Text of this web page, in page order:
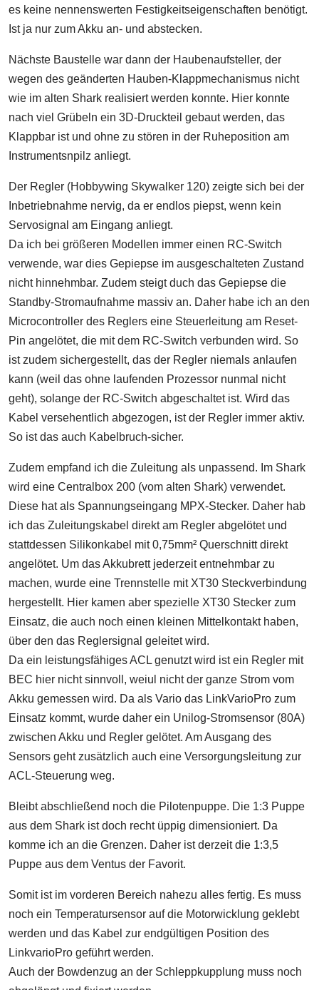
es keine nennenswerten Festigkeitseigenschaften benötigt.
Ist ja nur zum Akku an- und abstecken.
Nächste Baustelle war dann der Haubenaufsteller, der
wegen des geänderten Hauben-Klappmechanismus nicht
wie im alten Shark realisiert werden konnte. Hier konnte
nach viel Grübeln ein 3D-Druckteil gebaut werden, das
Klappbar ist und ohne zu stören in der Ruheposition am
Instrumentsnpilz anliegt.
Der Regler (Hobbywing Skywalker 120) zeigte sich bei der
Inbetriebnahme nervig, da er endlos piepst, wenn kein
Servosignal am Eingang anliegt.
Da ich bei größeren Modellen immer einen RC-Switch
verwende, war dies Gepiepse im ausgeschalteten Zustand
nicht hinnehmbar. Zudem steigt duch das Gepiepse die
Standby-Stromaufnahme massiv an. Daher habe ich an den
Microcontroller des Reglers eine Steuerleitung am Reset-
Pin angelötet, die mit dem RC-Switch verbunden wird. So
ist zudem sichergestellt, das der Regler niemals anlaufen
kann (weil das ohne laufenden Prozessor nunmal nicht
geht), solange der RC-Switch abgeschaltet ist. Wird das
Kabel versehentlich abgezogen, ist der Regler immer aktiv.
So ist das auch Kabelbruch-sicher.
Zudem empfand ich die Zuleitung als unpassend. Im Shark
wird eine Centralbox 200 (vom alten Shark) verwendet.
Diese hat als Spannungseingang MPX-Stecker. Daher hab
ich das Zuleitungskabel direkt am Regler abgelötet und
stattdessen Silikonkabel mit 0,75mm² Querschnitt direkt
angelötet. Um das Akkubrett jederzeit entnehmbar zu
machen, wurde eine Trennstelle mit XT30 Steckverbindung
hergestellt. Hier kamen aber spezielle XT30 Stecker zum
Einsatz, die auch noch einen kleinen Mittelkontakt haben,
über den das Reglersignal geleitet wird.
Da ein leistungsfähiges ACL genutzt wird ist ein Regler mit
BEC hier nicht sinnvoll, weiul nicht der ganze Strom vom
Akku gemessen wird. Da als Vario das LinkVarioPro zum
Einsatz kommt, wurde daher ein Unilog-Stromsensor (80A)
zwischen Akku und Regler gelötet. Am Ausgang des
Sensors geht zusätzlich auch eine Versorgungsleitung zur
ACL-Steuerung weg.
Bleibt abschließend noch die Pilotenpuppe. Die 1:3 Puppe
aus dem Shark ist doch recht üppig dimensioniert. Da
komme ich an die Grenzen. Daher ist derzeit die 1:3,5
Puppe aus dem Ventus der Favorit.
Somit ist im vorderen Bereich nahezu alles fertig. Es muss
noch ein Temperatursensor auf die Motorwicklung geklebt
werden und das Kabel zur endgültigen Position des
LinkvarioPro geführt werden.
Auch der Bowdenzug an der Schleppkupplung muss noch